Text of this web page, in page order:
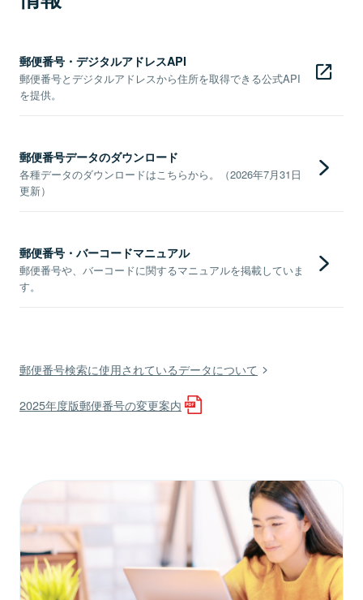
郵便番号・デジタルアドレスAPI
郵便番号とデジタルアドレスから住所を取得できる公式API
を提供。
郵便番号データのダウンロード
各種データのダウンロードはこちらから。（2026年7月31日
更新）
郵便番号・バーコードマニュアル
郵便番号や、バーコードに関するマニュアルを掲載していま
す。
郵便番号検索に使用されているデータについて
2025年度版郵便番号の変更案内